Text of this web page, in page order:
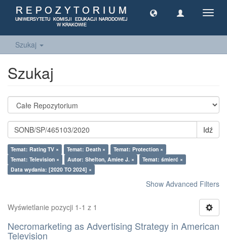
Szukaj
Szukaj
Idź
Temat: Rating TV × Temat: Death ×
Temat: Protection ×
Temat: Television ×
Autor: Shelton, Amiee J. ×
Temat: śmierć ×
Data wydania: [2020 TO 2024] ×
Show Advanced Filters
Wyświetlanie pozycji 1-1 z 1
Necromarketing as Advertising Strategy in American
Television